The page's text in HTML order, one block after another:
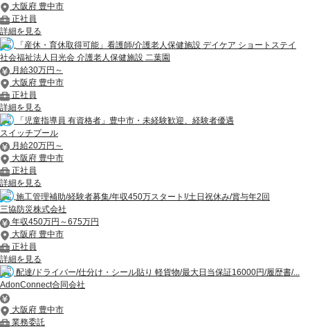
大阪府 豊中市
正社員
詳細を見る
「産休・育休取得可能」看護師/介護老人保健施設 デイケア ショートステイ
社会福祉法人日光会 介護老人保健施設 二葉園
月給30万円～
大阪府 豊中市
正社員
詳細を見る
「児童指導員 有資格者」豊中市・未経験歓迎、経験者優遇
スイッチプール
月給20万円～
大阪府 豊中市
正社員
詳細を見る
施工管理補助/経験者募集/年収450万スタート!/土日祝休み/賞与年2回
三協防災株式会社
年収450万円～675万円
大阪府 豊中市
正社員
詳細を見る
配達/ドライバー/仕分け・シール貼り 軽貨物/最大日当保証16000円/履歴書/...
AdonConnect合同会社
大阪府 豊中市
業務委託